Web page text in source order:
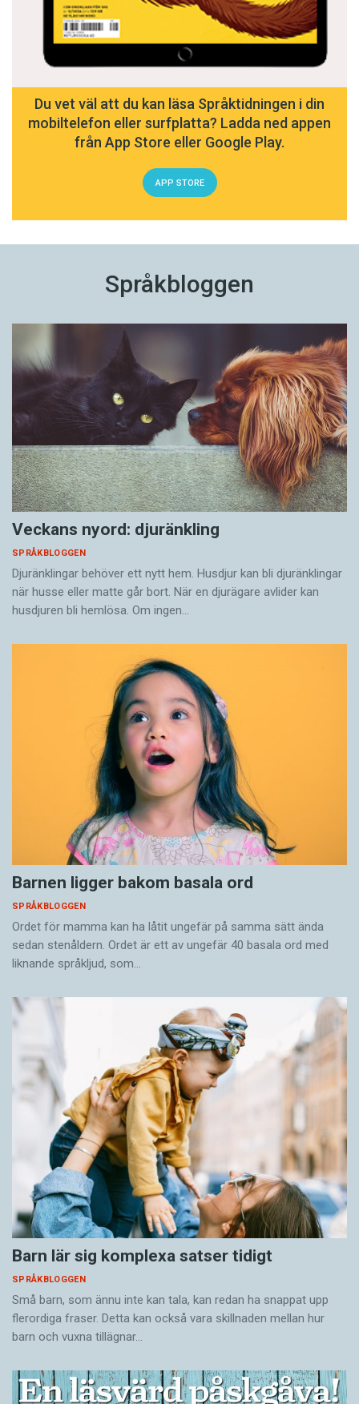
Du vet väl att du kan läsa Språktidningen i din
mobiltelefon eller surfplatta? Ladda ned appen
från App Store eller Google Play.
APP STORE
Språkbloggen
Veckans nyord: djuränkling
SPRÅKBLOGGEN
Djuränklingar behöver ett nytt hem. Husdjur kan bli djuränklingar
när husse eller matte går bort. När en djurägare avlider kan
husdjuren bli hemlösa. Om ingen…
Barnen ligger bakom basala ord
SPRÅKBLOGGEN
Ordet för mamma kan ha låtit ungefär på samma sätt ända
sedan stenåldern. Ordet är ett av ungefär 40 basala ord med
liknande språkljud, som…
Barn lär sig komplexa satser tidigt
SPRÅKBLOGGEN
Små barn, som ännu inte kan tala, kan redan ha snappat upp
flerordiga fraser. Detta kan också vara skillnaden mellan hur
barn och vuxna tillägnar…